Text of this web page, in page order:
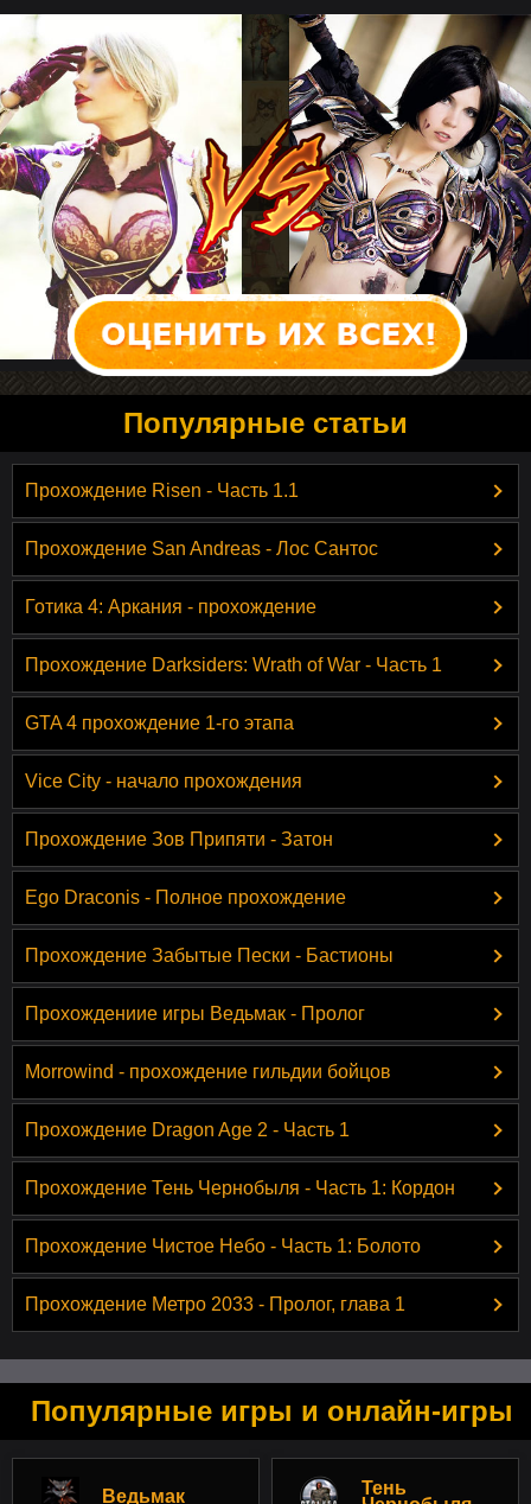
Популярные статьи
Прохождение Risen - Часть 1.1
Прохождение San Andreas - Лос Сантос
Готика 4: Аркания - прохождение
Прохождение Darksiders: Wrath of War - Часть 1
GTA 4 прохождение 1-го этапа
Vice City - начало прохождения
Прохождение Зов Припяти - Затон
Ego Draconis - Полное прохождение
Прохождение Забытые Пески - Бастионы
Прохождениие игры Ведьмак - Пролог
Morrowind - прохождение гильдии бойцов
Прохождение Dragon Age 2 - Часть 1
Прохождение Тень Чернобыля - Часть 1: Кордон
Прохождение Чистое Небо - Часть 1: Болото
Прохождение Метро 2033 - Пролог, глава 1
Популярные игры и онлайн-игры
Ведьмак
Тень